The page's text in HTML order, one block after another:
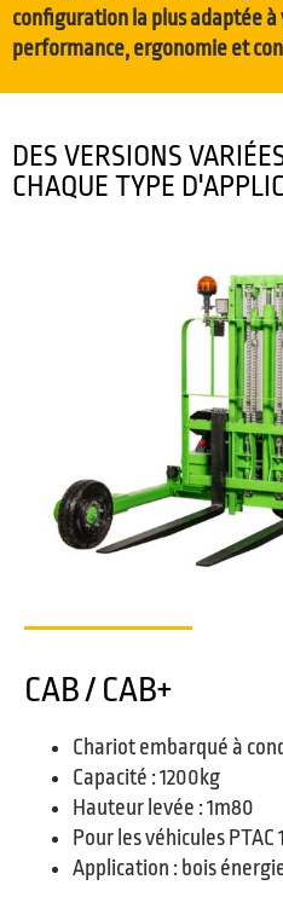
configuration la plus adaptée
performance, ergonomie et
DES VERSIONS
CHAQUE TYPE
CAB / CAB+
Chariot embarqué à
Capacité : 1200kg
Hauteur levée : 1m80
Pour les véhicules PTAC
Application : bois